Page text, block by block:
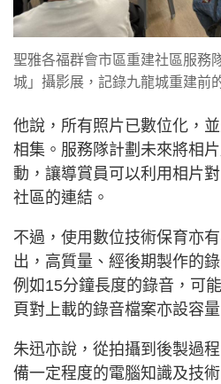
聖雅各福群會市區重建社區服務
城」攝影展，記錄九龍城重建前
他說，所有照片已數位化，
相集。服務隊計劃未來將相
動，讓導賞員可以利用相片
社區的連結。
不過，使用數位技術保育亦
出，高質量、經後期製作的
例如15分鐘長度的錄音，可
頁對上載的錄音檔案亦設容量
朱迅亦說，從拍攝到後製過
備一定程度的電腦知識及技